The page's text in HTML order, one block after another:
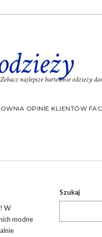
najlepsze hurtownie odzieży
OPINIE KLIENTÓW
W
modne
Szukaj